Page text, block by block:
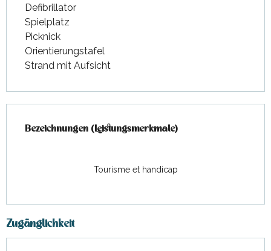
Defibrillator
Spielplatz
Picknick
Orientierungstafel
Strand mit Aufsicht
Bezeichnungen (Leistungsmerkmale)
Bezeichnungen (Leistungsmerkmale)
Tourisme et handicap
Zugänglichkeit